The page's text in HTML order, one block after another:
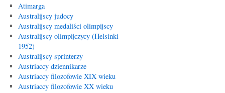
Atimarga
Australijscy judocy
Australijscy medaliści olimpijscy
Australijscy olimpijczycy (Helsinki
1952)
Australijscy sprinterzy
Austriaccy dziennikarze
Austriaccy filozofowie XIX wieku
Austriaccy filozofowie XX wieku